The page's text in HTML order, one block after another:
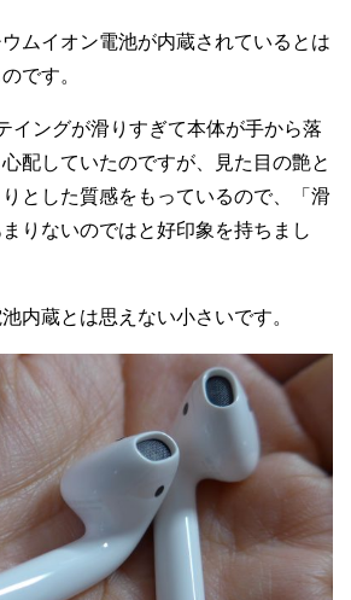
ムイオン電池が内蔵されているとは
です。
イングが滑りすぎて本体が手から落
配していたのですが、見た目の艶と
とした質感をもっているので、「滑
りないのではと好印象を持ちまし
内蔵とは思えない小さいです。